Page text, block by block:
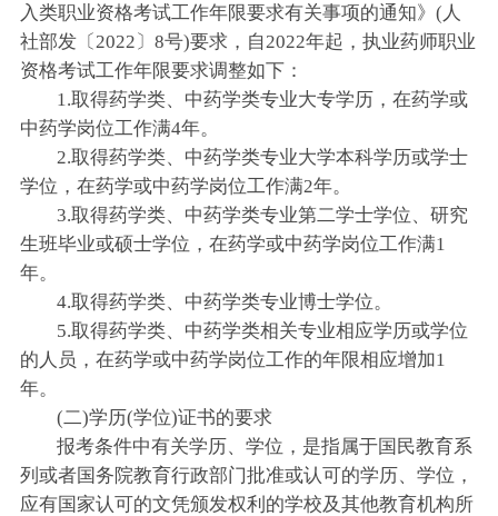
入类职业资格考试工作年限要求有关事项的通知》(人
社部发〔2022〕8号)要求，自2022年起，执业药师职业
资格考试工作年限要求调整如下：
1.取得药学类、中药学类专业大专学历，在药学或
中药学岗位工作满4年。
2.取得药学类、中药学类专业大学本科学历或学士
学位，在药学或中药学岗位工作满2年。
3.取得药学类、中药学类专业第二学士学位、研究
生班毕业或硕士学位，在药学或中药学岗位工作满1
年。
4.取得药学类、中药学类专业博士学位。
5.取得药学类、中药学类相关专业相应学历或学位
的人员，在药学或中药学岗位工作的年限相应增加1
年。
(二)学历(学位)证书的要求
报考条件中有关学历、学位，是指属于国民教育系
列或者国务院教育行政部门批准或认可的学历、学位，
应有国家认可的文凭颁发权利的学校及其他教育机构所